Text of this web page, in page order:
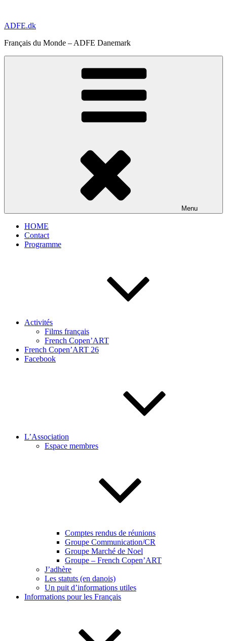
contenu
ADFE.dk
Français du Monde – ADFE Danemark
Menu
HOME
Contact
Programme
Activités
Films français
French Copen’ART
French Copen’ART 26
Facebook
L’Association
Espace membres
Comptes rendus de réunions
Groupe Communication/CR
Groupe Marché de Noel
Groupe – French Copen’ART
J’adhère
Les statuts (en danois)
Un puit d’informations utiles
Informations pour les Français